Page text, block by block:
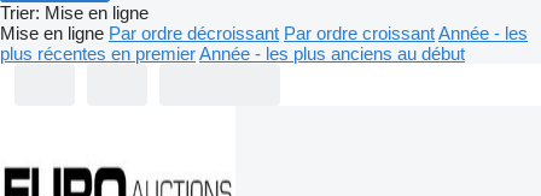
Trier: Mise en ligne
Mise en ligne Par ordre décroissant Par ordre croissantAnnée - les
plus récentes en premierAnnée - les plus anciens au début